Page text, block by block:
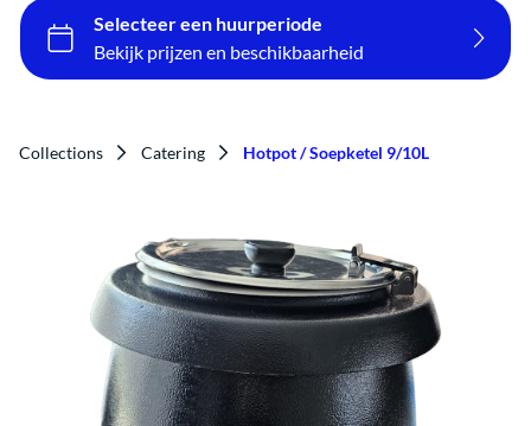
Tenten
Verwarming
Catering
Collections Catering Hotpot / Soepketel 9/10L